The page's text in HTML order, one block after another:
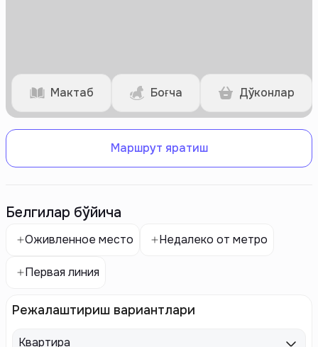
Мактаб Боғча Дўконлар
Маршрут яратиш
Белгилар бўйича
Оживленное место Недалеко от метро
Первая линия
Режалаштириш вариантлари
Квартира